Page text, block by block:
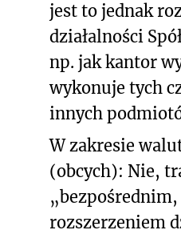
jest to jednak
działalności
np. jak kantor
wykonuje tych
innych
W zakresie
(obcych): Nie,
rozszerzeniem